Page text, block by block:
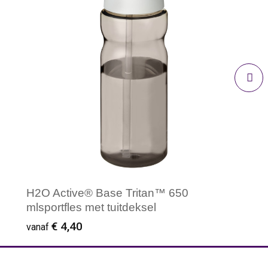
H2O Active® Base Tritan™ 650
mlsportfles met tuitdeksel
vanaf € 4,40